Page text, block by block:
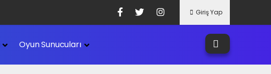
Giriş Yap
Oyun Sunucuları